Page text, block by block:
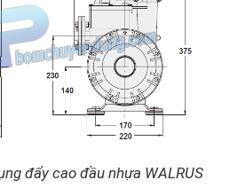
đẩy cao đầu nhựa WALRUS